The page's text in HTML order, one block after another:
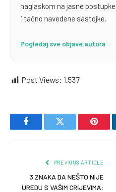
naglaskom na jasne
i tačno navedene sastojke.
Pogledaj sve objave autora
Post Views: 1.537
FacebookTwitter
PREVIOUS ARTICLE
3 ZNAKA DA NEŠTO NIJE
UREDU S VAŠIM CRIJEVIMA: